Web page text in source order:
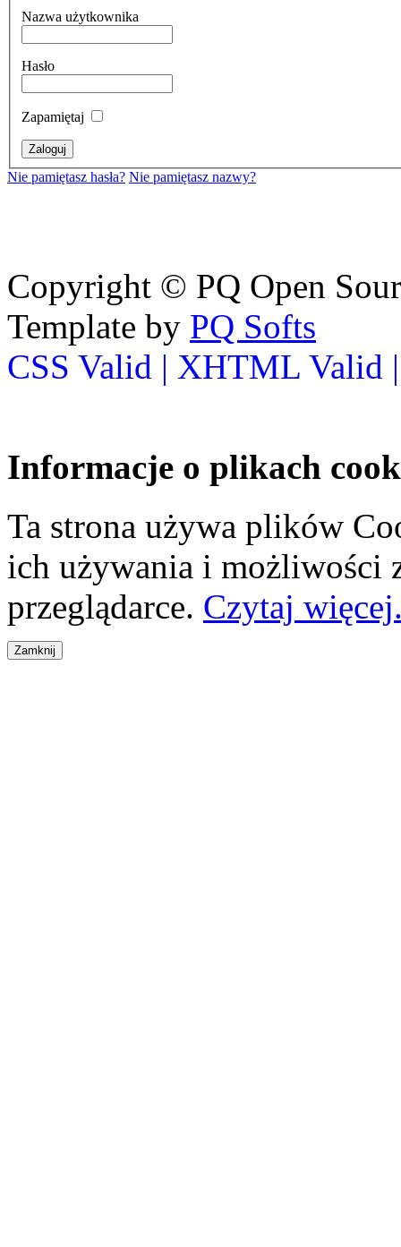
Nazwa użytkownika
Hasło
Zapamiętaj
Nie pamiętasz hasła? Nie pamiętasz nazwy?
Copyright © PQ Open
Template by PQ Softs
CSS Valid | XHTML Valid
Informacje o plikach
Ta strona używa plików
ich używania i możliwości
przeglądarce. Czytaj